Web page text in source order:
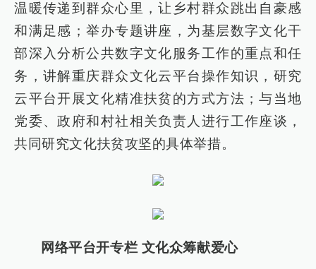
温暖传递到群众心里，让乡村群众跳出自豪感
和满足感；举办专题讲座，为基层数字文化干
部深入分析公共数字文化服务工作的重点和任
务，讲解重庆群众文化云平台操作知识，研究
云平台开展文化精准扶贫的方式方法；与当地
党委、政府和村社相关负责人进行工作座谈，
共同研究文化扶贫攻坚的具体举措。
网络平台开专栏 文化众筹献爱心